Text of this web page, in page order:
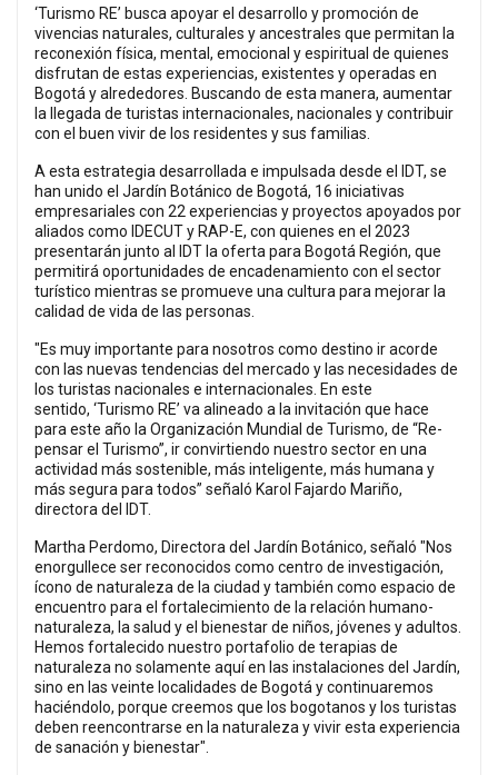
‘Turismo RE’ busca apoyar el desarrollo y promoción de
vivencias naturales, culturales y ancestrales que permitan la
reconexión física, mental, emocional y espiritual de quienes
disfrutan de estas experiencias, existentes y operadas en
Bogotá y alrededores. Buscando de esta manera, aumentar
la llegada de turistas internacionales, nacionales y contribuir
con el buen vivir de los residentes y sus familias.
A esta estrategia desarrollada e impulsada desde el IDT, se
han unido el Jardín Botánico de Bogotá, 16 iniciativas
empresariales con 22 experiencias y proyectos apoyados por
aliados como IDECUT y RAP-E, con quienes en el 2023
presentarán junto al IDT la oferta para Bogotá Región, que
permitirá oportunidades de encadenamiento con el sector
turístico mientras se promueve una cultura para mejorar la
calidad de vida de las personas.
"Es muy importante para nosotros como destino ir acorde
con las nuevas tendencias del mercado y las necesidades de
los turistas nacionales e internacionales. En este
sentido, ‘Turismo RE’ va alineado a la invitación que hace
para este año la Organización Mundial de Turismo, de “Re-
pensar el Turismo”, ir convirtiendo nuestro sector en una
actividad más sostenible, más inteligente, más humana y
más segura para todos” señaló Karol Fajardo Mariño,
directora del IDT.
Martha Perdomo, Directora del Jardín Botánico, señaló "Nos
enorgullece ser reconocidos como centro de investigación,
ícono de naturaleza de la ciudad y también como espacio de
encuentro para el fortalecimiento de la relación humano-
naturaleza, la salud y el bienestar de niños, jóvenes y adultos.
Hemos fortalecido nuestro portafolio de terapias de
naturaleza no solamente aquí en las instalaciones del Jardín,
sino en las veinte localidades de Bogotá y continuaremos
haciéndolo, porque creemos que los bogotanos y los turistas
deben reencontrarse en la naturaleza y vivir esta experiencia
de sanación y bienestar".